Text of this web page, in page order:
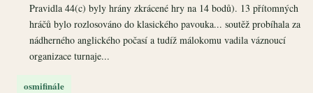
Pravidla 44(c) byly hrány zkrácené hry na 14 bodů). 13 přítomných
hráčů bylo rozlosováno do klasického pavouka... soutěž probíhala za
nádherného anglického počasí a tudíž málokomu vadila váznoucí
organizace turnaje...
osmifinále